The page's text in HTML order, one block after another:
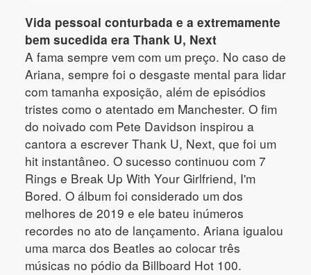
Vida pessoal conturbada e a extremamente
bem sucedida era Thank U, Next
A fama sempre vem com um preço. No caso de
Ariana, sempre foi o desgaste mental para lidar
com tamanha exposição, além de episódios
tristes como o atentado em Manchester. O fim
do noivado com Pete Davidson inspirou a
cantora a escrever Thank U, Next, que foi um
hit instantâneo. O sucesso continuou com 7
Rings e Break Up With Your Girlfriend, I'm
Bored. O álbum foi considerado um dos
melhores de 2019 e ele bateu inúmeros
recordes no ato de lançamento. Ariana igualou
uma marca dos Beatles ao colocar três
músicas no pódio da Billboard Hot 100.